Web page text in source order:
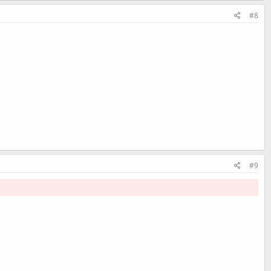
#8
#9